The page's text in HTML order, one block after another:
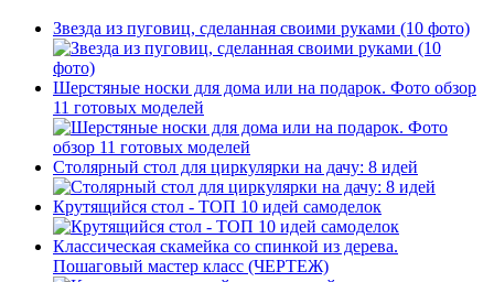
Звезда из пуговиц, сделанная своими руками (10 фото)
Шерстяные носки для дома или на подарок. Фото обзор
11 готовых моделей
Столярный стол для циркулярки на дачу: 8 идей
Крутящийся стол - ТОП 10 идей самоделок
Классическая скамейка со спинкой из дерева.
Пошаговый мастер класс (ЧЕРТЕЖ)